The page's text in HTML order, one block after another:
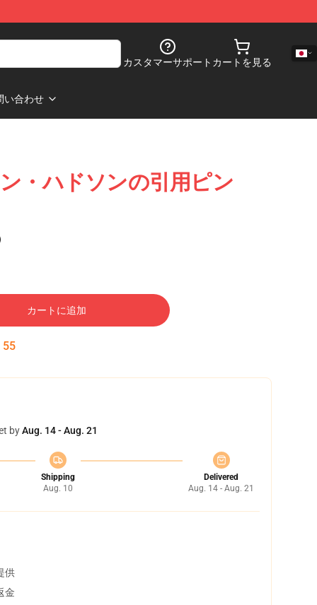
カスタマーサポート カートを見る
い合わせ
・ハドソンの引用ピン
カートに追加
54
byAug. 14 - Aug. 21
Shipping
Aug. 10
Delivered
Aug. 14 - Aug. 21
供
金